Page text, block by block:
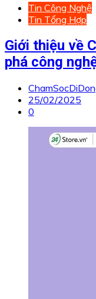
Tin Công Nghệ
Tin Tổng Hợp
Giới thiệu về
phá công
25/02/2025
0